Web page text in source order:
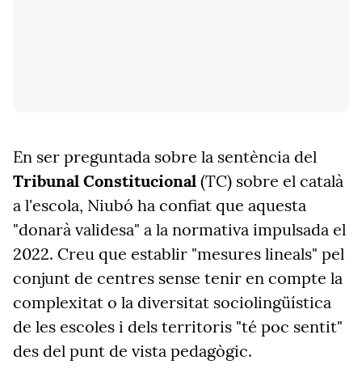
En ser preguntada sobre la sentència del
Tribunal Constitucional (TC) sobre el català
a l'escola, Niubó ha confiat que aquesta
"donarà validesa" a la normativa impulsada el
2022. Creu que establir "mesures lineals" pel
conjunt de centres sense tenir en compte la
complexitat o la diversitat sociolingüística
de les escoles i dels territoris "té poc sentit"
des del punt de vista pedagògic.